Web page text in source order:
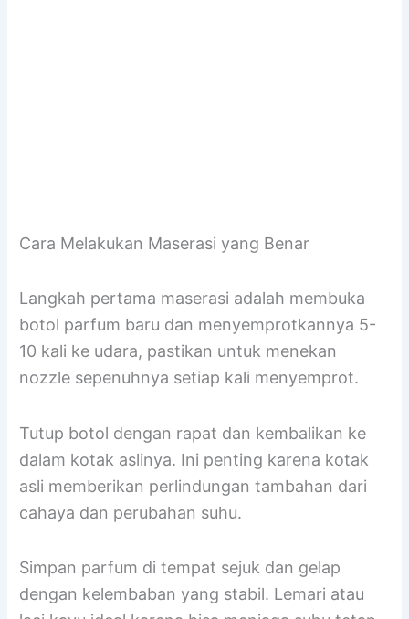
Cara Melakukan Maserasi yang Benar
Langkah pertama maserasi adalah membuka
10 kali ke udara, pastikan untuk menekan
nozzle sepenuhnya setiap kali menyemprot.
Tutup botol dengan rapat dan kembalikan ke
asli memberikan perlindungan tambahan dari
cahaya dan perubahan suhu.